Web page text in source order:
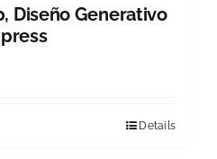
Diseño Generativo
Details